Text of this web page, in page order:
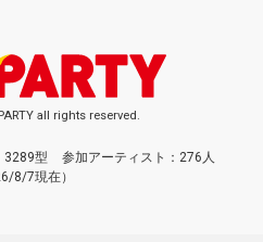
all rights reserved.
3289型
参加アーティスト：276人
8/7現在）